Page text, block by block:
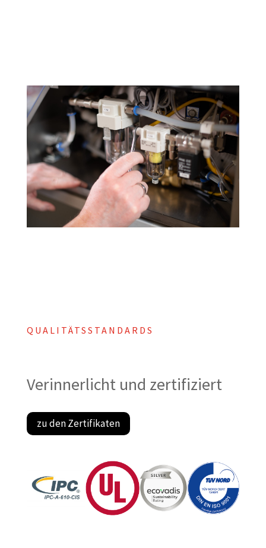
QUALITÄTSSTANDARDS
Verinnerlicht und zertifiziert
zu den Zertifikaten